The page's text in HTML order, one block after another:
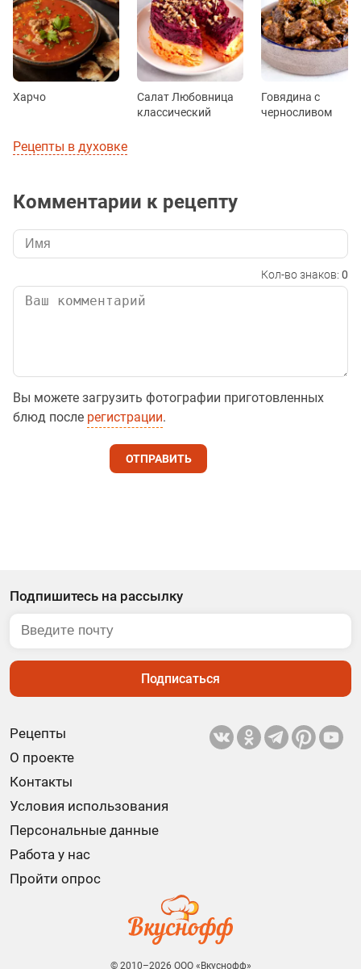
Харчо
Салат Любовница
классический
Говядина с
черносливом
Рецепты в духовке
Комментарии к рецепту
Кол-во знаков: 0
Вы можете загрузить фотографии приготовленных
блюд после регистрации.
ОТПРАВИТЬ
Рецепты
О проекте
Контакты
Условия использования
Персональные данные
Работа у нас
Пройти опрос
Подпишитесь на рассылку
Подписаться
© 2010–2026 ООО «Вкуснофф»